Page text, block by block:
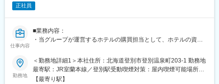
流コスト削減などの提案を行え、クライアントと並走して業務に
変更の範囲：会社の定める業務
Tableau等を活用した業務改善や、マテハンの導入などを積極的に
行っています。
【出向先情報】
会社名 ：エフ・ジェイロジ株式会社
ルシティ・ビジネスセンタービルB1F
事業内容：物流に関する業務の受託
正社員
仕事内容
■業務内容：
・当グループが運営するホテルの購買担当として、ホテルの資
■業務詳細：
(1)食材や備品の発注・納品チェック、情報の入力業務。
勤務地
＜勤務地詳細1＞本社住所：北海道登別市登別温泉町203-1 勤務地
最寄駅：JR室蘭本線／登別駅受動喫煙対策：屋内喫煙可能場所あ
り＜勤務地詳細2＞登別 石水亭住所：北海道登別市登別温泉町
【最寄り駅】